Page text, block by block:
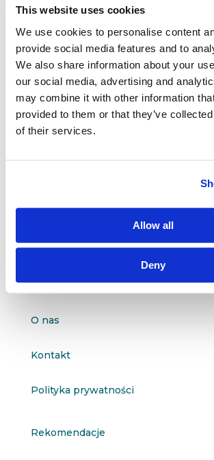
This website uses cookies
We use cookies to personalise content
provide social media features and to
We also share information about your
our social media, advertising and
may combine it with other information
provided to them or that they’ve
of their services.
Allow all
Deny
do działania. Nawet jeśli niektóre
wydają się zbyt odległe, to analiza
case’ów z mijającego roku jest
dowodem...
Dane kontaktowe
ul. Organizacji WiN 83/7
 601 098 038
questus@questus.pl
O nas
Kontakt
Polityka prywatności
Rekomendacje